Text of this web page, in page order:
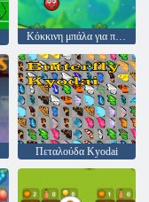
Κόκκινη μπάλα για πάντα
Πεταλούδα Kyodai